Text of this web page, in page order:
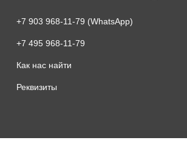
+7 903 968-11-79 (WhatsApp)
+7 495 968-11-79
Как нас найти
Реквизиты